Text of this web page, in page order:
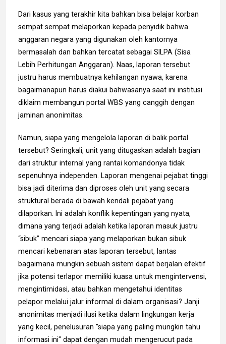
Dari kasus yang terakhir kita bahkan bisa belajar korban
sempat sempat melaporkan kepada penyidik bahwa
anggaran negara yang digunakan oleh kantornya
bermasalah dan bahkan tercatat sebagai SILPA (Sisa
Lebih Perhitungan Anggaran). Naas, laporan tersebut
justru harus membuatnya kehilangan nyawa, karena
bagaimanapun harus diakui bahwasanya saat ini institusi
diklaim membangun portal WBS yang canggih dengan
jaminan anonimitas.
Namun, siapa yang mengelola laporan di balik portal
tersebut? Seringkali, unit yang ditugaskan adalah bagian
dari struktur internal yang rantai komandonya tidak
sepenuhnya independen. Laporan mengenai pejabat tinggi
bisa jadi diterima dan diproses oleh unit yang secara
struktural berada di bawah kendali pejabat yang
dilaporkan. Ini adalah konflik kepentingan yang nyata,
dimana yang terjadi adalah ketika laporan masuk justru
“sibuk” mencari siapa yang melaporkan bukan sibuk
mencari kebenaran atas laporan tersebut, lantas
bagaimana mungkin sebuah sistem dapat berjalan efektif
jika potensi terlapor memiliki kuasa untuk mengintervensi,
mengintimidasi, atau bahkan mengetahui identitas
pelapor melalui jalur informal di dalam organisasi? Janji
anonimitas menjadi ilusi ketika dalam lingkungan kerja
yang kecil, penelusuran "siapa yang paling mungkin tahu
informasi ini" dapat dengan mudah mengerucut pada